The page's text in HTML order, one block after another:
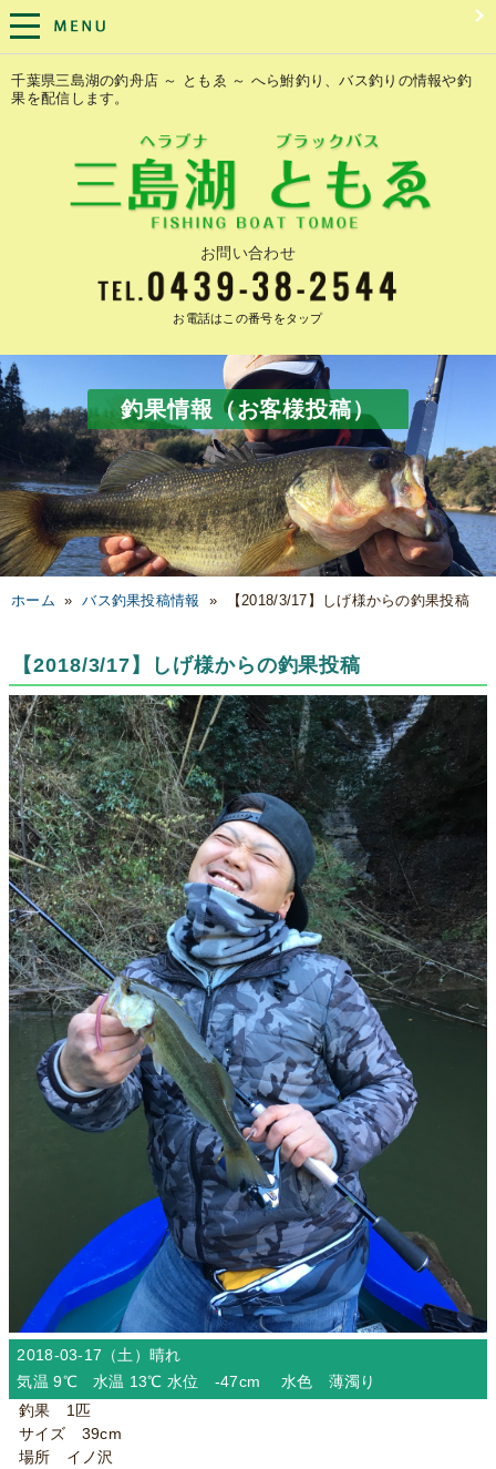
千葉県三島湖の釣舟店 ～ ともゑ ～ へら鮒釣り、バス釣りの情報や釣
果を配信します。
お問い合わせ
お電話はこの番号をタップ
釣果情報（お客様投稿）
ホーム »バス釣果投稿情報 » 【2018/3/17】しげ様からの釣果投稿
【2018/3/17】しげ様からの釣果投稿
2018-03-17（土）晴れ
気温 9℃ 水温 13℃ 水位 -47cm 水色 薄濁り
釣果 1匹
サイズ 39cm
場所 イノ沢